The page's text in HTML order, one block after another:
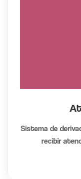
Sistema de
recibir